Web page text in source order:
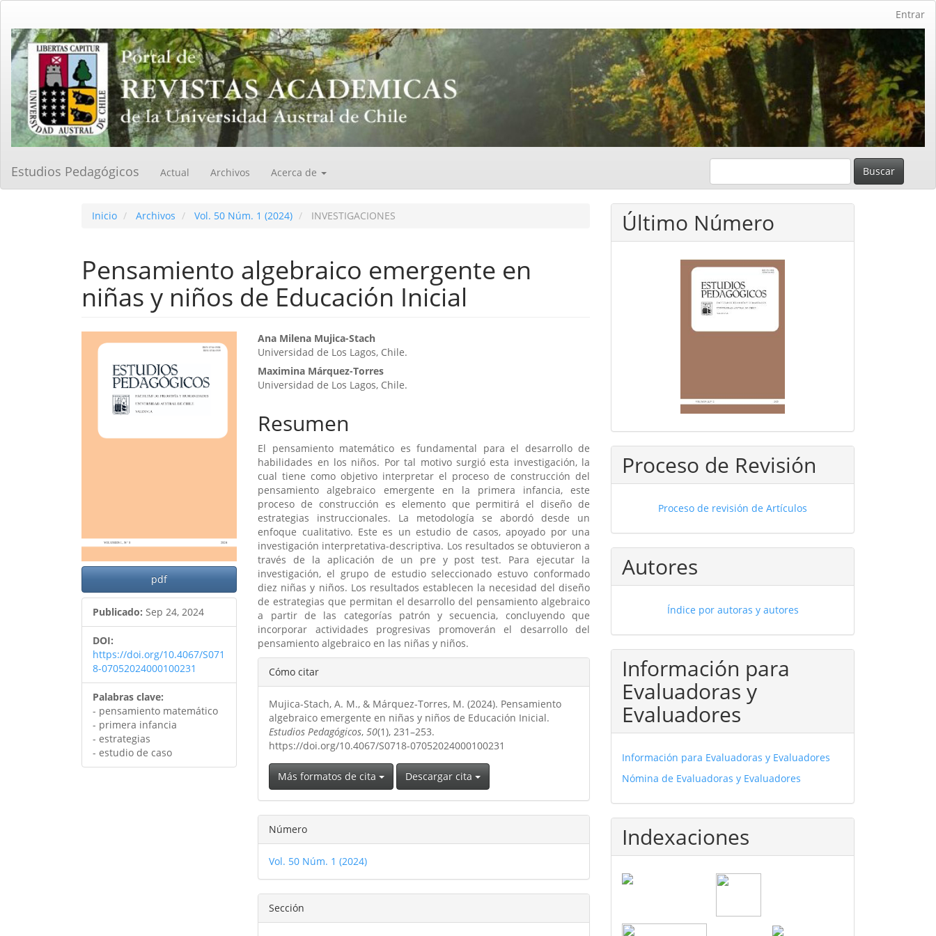
Contenido
principal
Barra
lateral
Entrar
Estudios Pedagógicos Actual Archivos Acerca de Buscar
Inicio Archivos Vol. 50 Núm. 1 (2024) INVESTIGACIONES
Pensamiento algebraico emergente en
niñas y niños de Educación Inicial
Barra
lateral
artículo
pdf
Publicado: Sep 24, 2024
DOI:
https://doi.org/10.4067/S071
8-07052024000100231
Palabras clave:
- pensamiento matemático
- primera infancia
- estrategias
- estudio de caso
Contenido
principal
del
artículo
Ana Milena Mujica-Stach
Universidad de Los Lagos, Chile.
Maximina Márquez-Torres
Universidad de Los Lagos, Chile.
Resumen
El pensamiento matemático es fundamental para el desarrollo de
habilidades en los niños. Por tal motivo surgió esta investigación, la
cual tiene como objetivo interpretar el proceso de construcción del
pensamiento algebraico emergente en la primera infancia, este
proceso de construcción es elemento que permitirá el diseño de
estrategias instruccionales. La metodología se abordó desde un
enfoque cualitativo. Este es un estudio de casos, apoyado por una
investigación interpretativa-descriptiva. Los resultados se obtuvieron a
través de la aplicación de un pre y post test. Para ejecutar la
investigación, el grupo de estudio seleccionado estuvo conformado
diez niñas y niños. Los resultados establecen la necesidad del diseño
de estrategias que permitan el desarrollo del pensamiento algebraico
a partir de las categorías patrón y secuencia, concluyendo que
incorporar actividades progresivas promoverán el desarrollo del
pensamiento algebraico en las niñas y niños.
Detalles
del
artículo
Cómo citar
Mujica-Stach, A. M., & Márquez-Torres, M. (2024). Pensamiento
algebraico emergente en niñas y niños de Educación Inicial.
Estudios Pedagógicos,50(1), 231–253.
https://doi.org/10.4067/S0718-07052024000100231
Más formatos de cita Descargar cita
Número
Vol. 50 Núm. 1 (2024)
Sección
Último Número
Proceso de Revisión
Proceso de revisión de Artículos
Autores
Índice por autoras y autores
Información para
Evaluadoras y
Evaluadores
Información para Evaluadoras y Evaluadores
Nómina de Evaluadoras y Evaluadores
Indexaciones